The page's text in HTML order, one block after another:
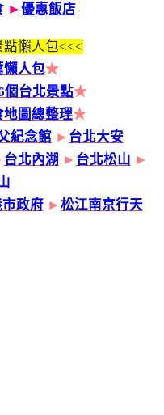
► 優惠飯店
懶人包<<<
懶人包★
個台北景點★
圖總整理★
紀念館 ► 台北大安
台北內湖 ► 台北松山 ►
政府► 松江南京行天